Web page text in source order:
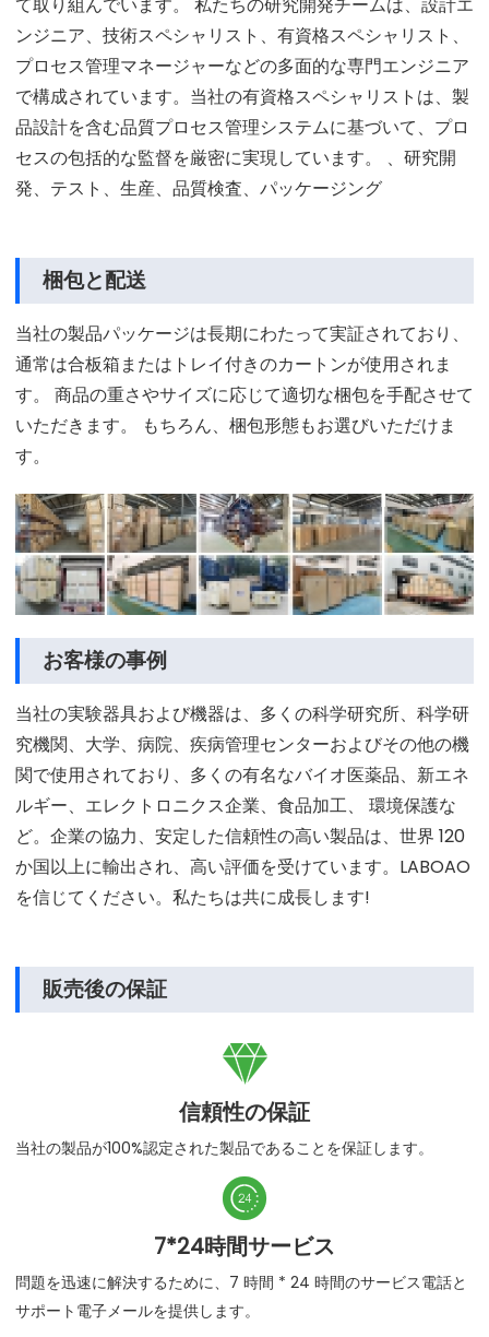
て取り組んでいます。 私たちの研究開発チームは、設計エ
ンジニア、技術スペシャリスト、有資格スペシャリスト、
プロセス管理マネージャーなどの多面的な専門エンジニア
で構成されています。当社の有資格スペシャリストは、製
品設計を含む品質プロセス管理システムに基づいて、プロ
セスの包括的な監督を厳密に実現しています。 、研究開
発、テスト、生産、品質検査、パッケージング
梱包と配送
当社の製品パッケージは長期にわたって実証されており、
通常は合板箱またはトレイ付きのカートンが使用されま
す。 商品の重さやサイズに応じて適切な梱包を手配させて
いただきます。 もちろん、梱包形態もお選びいただけま
す。
お客様の事例
当社の実験器具および機器は、多くの科学研究所、科学研
究機関、大学、病院、疾病管理センターおよびその他の機
関で使用されており、多くの有名なバイオ医薬品、新エネ
ルギー、エレクトロニクス企業、食品加工、 環境保護な
ど。企業の協力、安定した信頼性の高い製品は、世界 120
か国以上に輸出され、高い評価を受けています。LABOAO
を信じてください。私たちは共に成長します!
販売後の保証

信頼性の保証
当社の製品が100%認定された製品であることを保証します。

7*24時間サービス
問題を迅速に解決するために、7 時間 * 24 時間のサービス電話と
サポート電子メールを提供します。